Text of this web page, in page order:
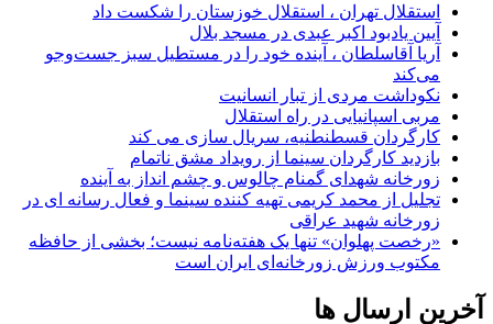
استقلال تهران ، استقلال خوزستان را شکست داد
آیین یادبود اکبر عبدی در مسجد بلال
آریا آقاسلطان ، آینده خود را در مستطیل سبز جست‌وجو
می‌کند
نکوداشت مردی از تبار انسانیت
مربی اسپانیایی در راه استقلال
کارگردان قسطنطنیه، سریال سازی می کند
بازدید کارگردان سینما از رویداد مشق ناتمام
زورخانه شهدای گمنام چالوس و چشم انداز به آینده
تجلیل از محمد کریمی تهیه کننده سینما و فعال رسانه ای در
زورخانه شهید عراقی
«رخصت پهلوان» تنها یک هفته‌نامه نیست؛ بخشی از حافظه
مکتوب ورزش زورخانه‌ای ایران است
آخرین ارسال ها